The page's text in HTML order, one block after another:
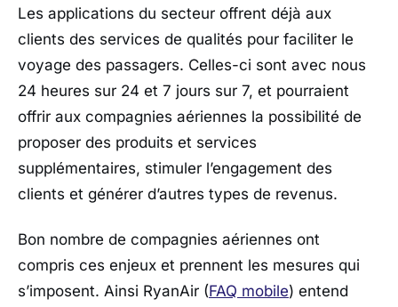
Les applications du secteur offrent déjà aux
clients des services de qualités pour faciliter le
voyage des passagers. Celles-ci sont avec nous
24 heures sur 24 et 7 jours sur 7, et pourraient
offrir aux compagnies aériennes la possibilité de
proposer des produits et services
supplémentaires, stimuler l’engagement des
clients et générer d’autres types de revenus.
Bon nombre de compagnies aériennes ont
compris ces enjeux et prennent les mesures qui
s’imposent. Ainsi RyanAir (FAQ mobile) entend